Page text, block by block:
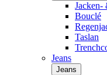
Jacken-
Bouclé
Taslan
Jeans
Jeans